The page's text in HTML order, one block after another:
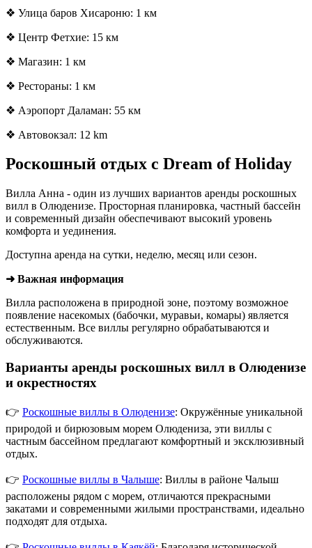
❖ Улица баров Хисароню: 1 км
❖ Центр Фетхие: 15 км
❖ Магазин: 1 км
❖ Рестораны: 1 км
❖ Аэропорт Даламан: 55 км
❖ Автовокзал: 12 km
Роскошный отдых с Dream of Holiday
Вилла Анна - один из лучших вариантов аренды роскошных
вилл в Олюденизе. Просторная планировка, частный бассейн
и современный дизайн обеспечивают высокий уровень
комфорта и уединения.
Доступна аренда на сутки, неделю, месяц или сезон.
➜ Важная информация
Вилла расположена в природной зоне, поэтому возможное
появление насекомых (бабочки, муравьи, комары) является
естественным. Все виллы регулярно обрабатываются и
обслуживаются.
Варианты аренды роскошных вилл в Олюденизе
и окрестностях
👉 Роскошные виллы в Олюденизе: Окружённые уникальной
природой и бирюзовым морем Олюдениза, эти виллы с
частным бассейном предлагают комфортный и эксклюзивный
отдых.
👉 Роскошные виллы в Чалыше: Виллы в районе Чалыш
расположены рядом с морем, отличаются прекрасными
закатами и современными жилыми пространствами, идеально
подходят для отдыха.